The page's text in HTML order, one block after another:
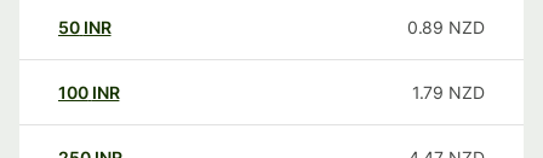
50 INR 0.89 NZD
100 INR 1.79 NZD